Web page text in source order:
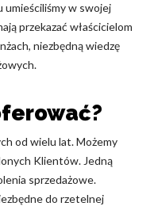
umieściliśmy w swojej
przekazać właścicielom
niezbędną wiedzę
od wielu lat. Możemy
Klientów. Jedną
sprzedażowe.
do rzetelnej
stron
różni użytkownicy
anonimowe
w celu śledzenia
Celem jest
interesujące dla
bardziej cenne dla